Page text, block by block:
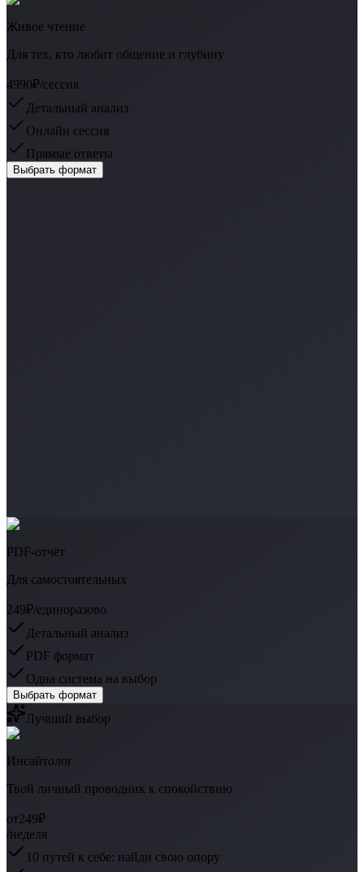
Живое чтение
Для тех, кто любит общение и глубину
4990₽/сессия
Детальный анализ
Онлайн сессия
Прямые ответы
Выбрать формат
PDF-отчёт
Для самостоятельных
249₽/единоразово
Детальный анализ
PDF формат
Одна система на выбор
Выбрать формат
Лучший выбор
Инсайтолог
Твой личный проводник к спокойствию
от249₽
/неделя
10 путей к себе: найди свою опору